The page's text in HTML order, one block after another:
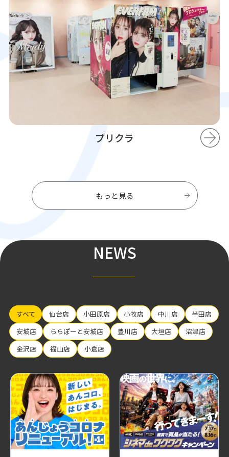
プリクラ
もっと見る
NEWS
すべて 仙台店 小田原店 小牧店 中川店
半田店
安城店
ららぽーと安城店 豊川店 大垣店
沼津店
金沢店
福山店 小倉店